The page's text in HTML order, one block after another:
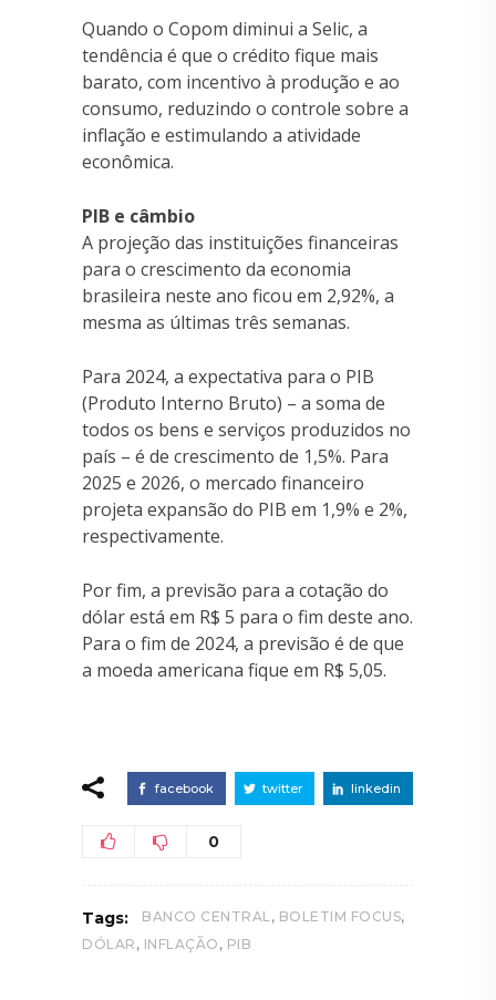
Quando o Copom diminui a Selic, a
tendência é que o crédito fique mais
barato, com incentivo à produção e ao
consumo, reduzindo o controle sobre a
inflação e estimulando a atividade
econômica.
PIB e câmbio
A projeção das instituições financeiras
para o crescimento da economia
brasileira neste ano ficou em 2,92%, a
mesma as últimas três semanas.
Para 2024, a expectativa para o PIB
(Produto Interno Bruto) – a soma de
todos os bens e serviços produzidos no
país – é de crescimento de 1,5%. Para
2025 e 2026, o mercado financeiro
projeta expansão do PIB em 1,9% e 2%,
respectivamente.
Por fim, a previsão para a cotação do
dólar está em R$ 5 para o fim deste ano.
Para o fim de 2024, a previsão é de que
a moeda americana fique em R$ 5,05.
facebook twitter linkedin
0
Tags: BANCO CENTRAL, BOLETIM FOCUS,
DÓLAR , INFLAÇÃO , PIB